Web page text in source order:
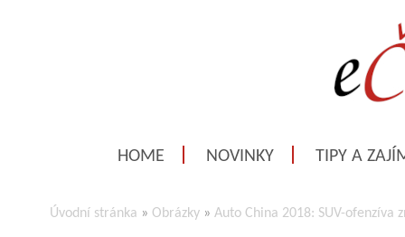
HOME NOVINKY TIPY A
Úvodní stránka » Obrázky » Auto China 2018: SUV-ofenzíva